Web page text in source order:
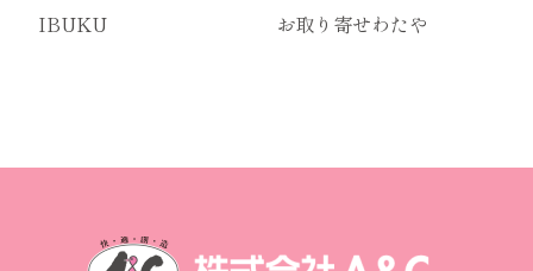
IBUKU お取り寄せわたや